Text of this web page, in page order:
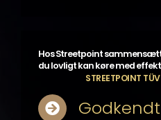
Hos Streetpoint
du lovligt kan køre med
STREETPOINT